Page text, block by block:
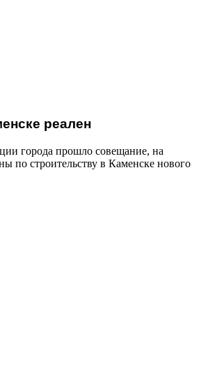
реален
города прошло совещание, на
по строительству в Каменске нового